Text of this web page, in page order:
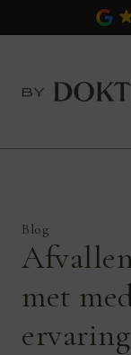
Blog
met
ervaring